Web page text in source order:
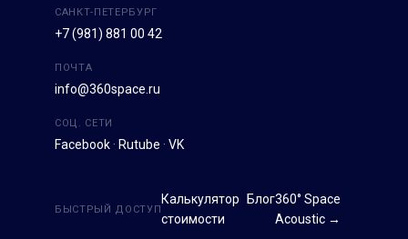
САНКТ-ПЕТЕРБУРГ
+7 (981) 881 00 42
ПОЧТА
info@360space.ru
СОЦ. СЕТИ
Facebook · Rutube · VK
БЫСТРЫЙ ДОСТУП
Калькулятор
стоимости
Блог360° Space
Acoustic →